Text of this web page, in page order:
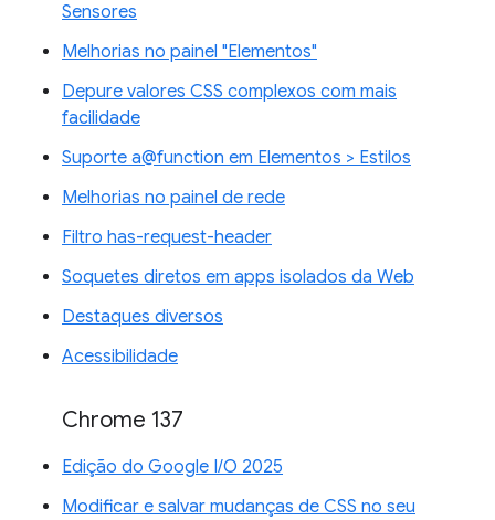
Sensores
Melhorias no painel "Elementos"
Depure valores CSS complexos com mais
facilidade
Suporte a@function em Elementos > Estilos
Melhorias no painel de rede
Filtro has-request-header
Soquetes diretos em apps isolados da Web
Destaques diversos
Acessibilidade
Chrome 137
Edição do Google I/O 2025
Modificar e salvar mudanças de CSS no seu